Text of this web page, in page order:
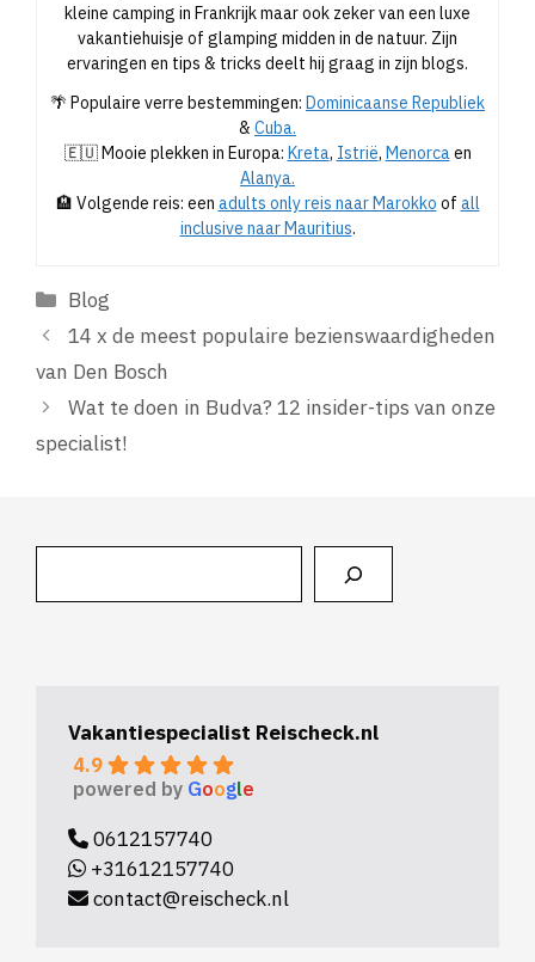
kleine camping in Frankrijk maar ook zeker van een luxe
vakantiehuisje of glamping midden in de natuur. Zijn
ervaringen en tips & tricks deelt hij graag in zijn blogs.
🌴 Populaire verre bestemmingen: Dominicaanse Republiek
& Cuba.
🇪🇺 Mooie plekken in Europa: Kreta, Istrië, Menorcaen
Alanya.
🏨 Volgende reis: een adults only reis naar Marokko of all
inclusive naar Mauritius.
Categorieën
Blog
14 x de meest populaire bezienswaardigheden
van Den Bosch
Wat te doen in Budva? 12 insider-tips van onze
specialist!
Vakantiespecialist Reischeck.nl
4.9
powered by Google
0612157740
+31612157740
contact@reischeck.nl